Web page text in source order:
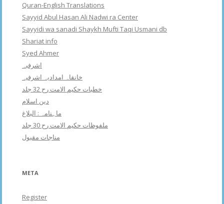
Quran-English Translations
Sayyid Abul Hasan Ali Nadwi ra Center
Sayyidi wa sanadi Shaykh Mufti Taqi Usmani db
Shariat info
Syed Ahmer
اشرفبہ
خانقاہ امدادیہ اشرفیہ
خطبات حکیم الامت رح 32 جلد
دین اسلام
ماہنامہ : البلاغ
ملفوظات حکیم الامت رح 30 جلد
مناجات مقبول
META
Register